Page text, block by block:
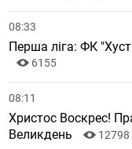
08:33
Перша ліга: ФК
6155
08:11
Христос Воскрес!
Великдень
12798